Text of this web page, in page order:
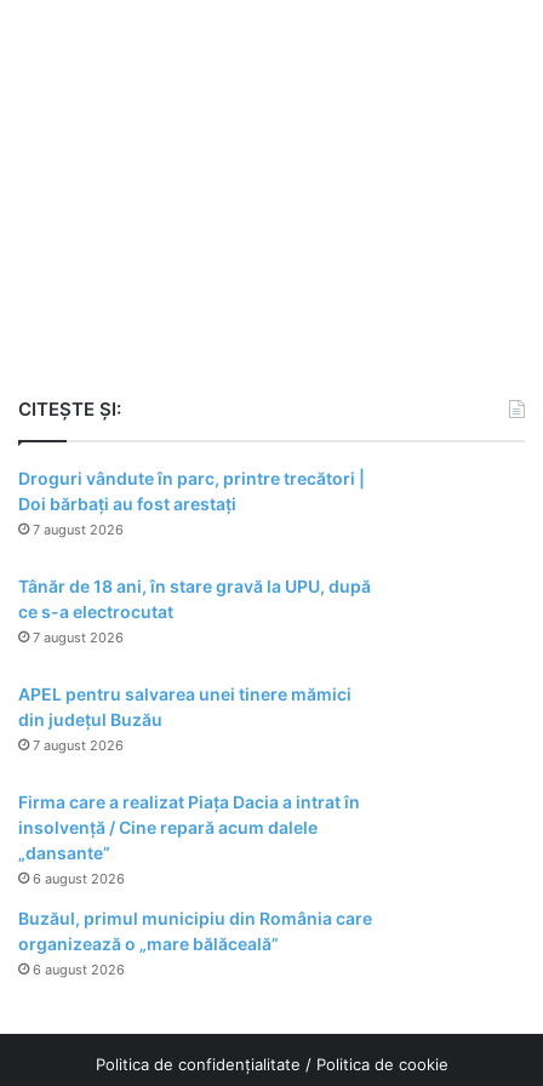
CITEȘTE ȘI:
Droguri vândute în parc, printre trecători |
Doi bărbați au fost arestați
7 august 2026
Tânăr de 18 ani, în stare gravă la UPU, după
ce s-a electrocutat
7 august 2026
APEL pentru salvarea unei tinere mămici
din județul Buzău
7 august 2026
Firma care a realizat Piața Dacia a intrat în
insolvență / Cine repară acum dalele
„dansante”
6 august 2026
Buzăul, primul municipiu din România care
organizează o „mare bălăceală”
6 august 2026
Politica de confidențialitate / Politica de cookie